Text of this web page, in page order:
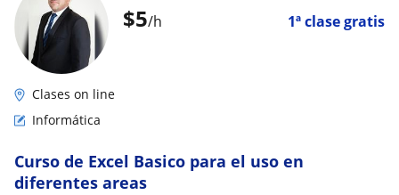
$5/h 1ª clase gratis
Clases on line
Informática
Curso de Excel Basico para el uso en
diferentes areas